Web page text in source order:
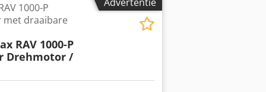
1000-P
draaibare
RAV 1000-P
Drehmotor /